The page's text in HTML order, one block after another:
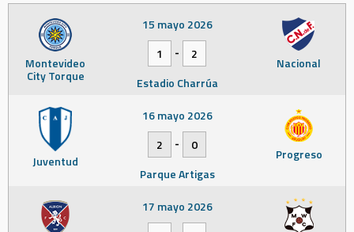
Montevideo
City Torque
Nacional
15 mayo 2026
1
-
2
Estadio Charrúa
Juventud Progreso
16 mayo 2026
2
-
0
Parque Artigas
17 mayo 2026